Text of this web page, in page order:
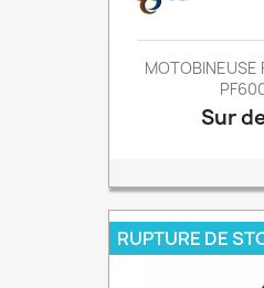
MOTOBINEUSE
Sur
RUPTURE DE